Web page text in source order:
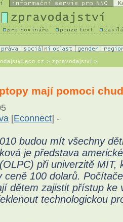
> zpravodajství >
mají pomoci
[Econnect] -
budou mít všechny
je představa
při univerzitě
ceně 100 dolarů.
dětem zajistit přístup
technologickou